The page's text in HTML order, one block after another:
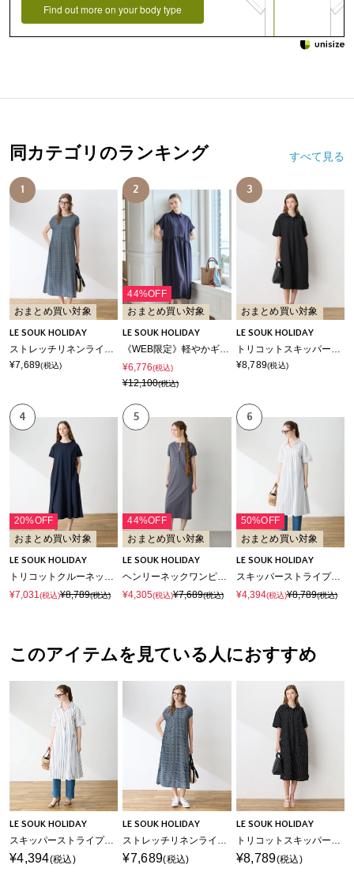
Find out more on your body type
同カテゴリのランキング すべて見る
1
おまとめ買い対象
LE SOUK HOLIDAY
ストレッチリネンライクプリントワンピース【接触冷感・UVカット】
¥7,689(税込)
2
44%OFF
おまとめ買い対象
LE SOUK HOLIDAY
《WEB限定》軽やかギャザーワンピース
¥6,776(税込)
¥12,100(税込)
3
おまとめ買い対象
LE SOUK HOLIDAY
トリコットスキッパーワンピース【接触冷感・UVカット】
¥8,789(税込)
4
20%OFF
おまとめ買い対象
LE SOUK HOLIDAY
トリコットクルーネックカットワンピース【接触冷感・UVカット】
¥7,031 (税込)¥8,789(税込)
5
44%OFF
おまとめ買い対象
LE SOUK HOLIDAY
ヘンリーネックワンピース【接触冷感・吸水速乾】
¥4,305(税込)¥7,689(税込)
6
50%OFF
おまとめ買い対象
LE SOUK HOLIDAY
スキッパーストライプシャツワンピース
¥4,394(税込)¥8,789(税込)
このアイテムを見ている人におすすめ
LE SOUK HOLIDAY
スキッパーストライプシャツワンピース
¥4,394(税込)
LE SOUK HOLIDAY
ストレッチリネンライクプリントワンピース【接触冷感・UVカット】
¥7,689(税込)
LE SOUK HOLIDAY
トリコットスキッパーワンピース【接触冷感・UVカット】
¥8,789(税込)